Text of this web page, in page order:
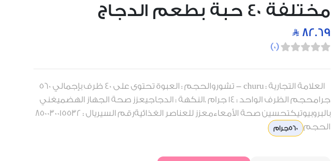
مختلفة 40 حبة بطعم الدجاج
82.69
(
0
)
العلامة التجارية : churu - تشوروالحجم : العبوة تحتوى على 40 ظرف بإجمالي 560
جرامحجم الظرف الواحد : 14 جرام .النكهة : الدجاجيعزز صحة الجهاز الهضميغني
بالبروبيوتيكتحسين صحة الأمعاءمعزز للعناصر الغذائيةرقم السيريال : 850030015532
الحجم
560جرام